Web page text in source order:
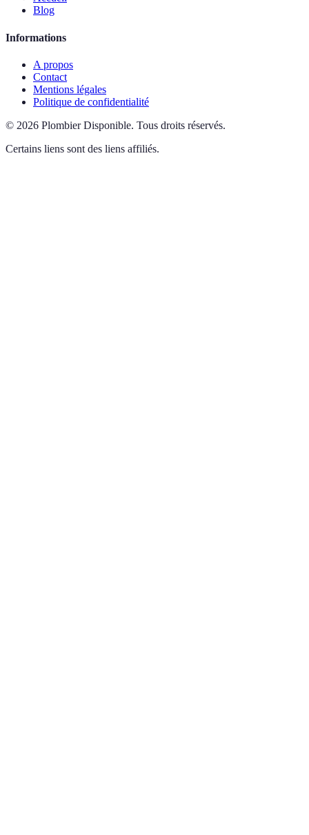
Blog
Informations
A propos
Contact
Mentions légales
Politique de confidentialité
© 2026 Plombier Disponible. Tous droits réservés.
Certains liens sont des liens affiliés.